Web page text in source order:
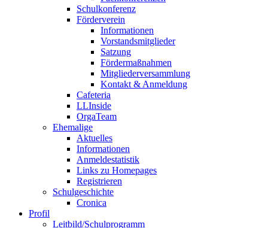
Schulkonferenz
Förderverein
Informationen
Vorstandsmitglieder
Satzung
Fördermaßnahmen
Mitgliederversammlung
Kontakt & Anmeldung
Cafeteria
LLInside
OrgaTeam
Ehemalige
Aktuelles
Informationen
Anmeldestatistik
Links zu Homepages
Registrieren
Schulgeschichte
Cronica
Profil
Leitbild/Schulprogramm